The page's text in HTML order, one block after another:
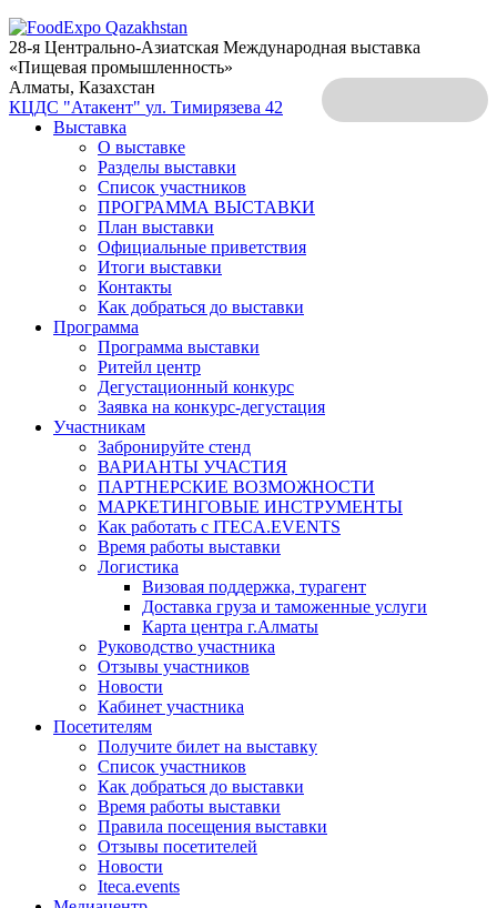
28-я Центрально-Азиатская Международная выставка
«Пищевая промышленность»
Алматы, Казахстан
КЦДС "Атакент" ул. Тимирязева 42
Выставка
О выставке
Разделы выставки
Список участников
ПРОГРАММА ВЫСТАВКИ
План выставки
Официальные приветствия
Итоги выставки
Контакты
Как добраться до выставки
Программа
Программа выставки
Ритейл центр
Дегустационный конкурс
Заявка на конкурс-дегустация
Участникам
Забронируйте стенд
ВАРИАНТЫ УЧАСТИЯ
ПАРТНЕРСКИЕ ВОЗМОЖНОСТИ
МАРКЕТИНГОВЫЕ ИНСТРУМЕНТЫ
Как работать с ITECA.EVENTS
Время работы выставки
Логистика
Визовая поддержка, турагент
Доставка груза и таможенные услуги
Карта центра г.Алматы
Руководство участника
Отзывы участников
Новости
Кабинет участника
Посетителям
Получите билет на выставку
Список участников
Как добраться до выставки
Время работы выставки
Правила посещения выставки
Отзывы посетителей
Новости
Iteca.events